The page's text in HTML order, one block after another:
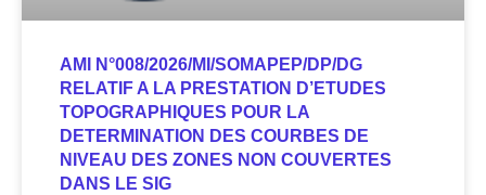
AMI N°008/2026/MI/SOMAPEP/DP/DG
RELATIF A LA PRESTATION D’ETUDES
TOPOGRAPHIQUES POUR LA
DETERMINATION DES COURBES DE
NIVEAU DES ZONES NON COUVERTES
DANS LE SIG